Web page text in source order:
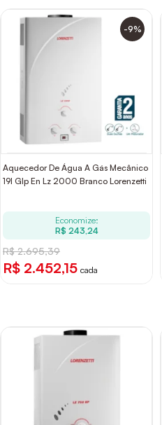
-9%
Aquecedor De Água A Gás Mecânico
19l Glp En Lz 2000 Branco Lorenzetti
Economize:
R$ 243,24
R$ 2.695,39
R$ 2.452,15 cada